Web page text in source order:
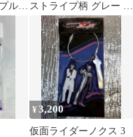
ルな ストライプ柄 グレー ネ
クタイ
¥3,200
仮面ライダーノクス 3